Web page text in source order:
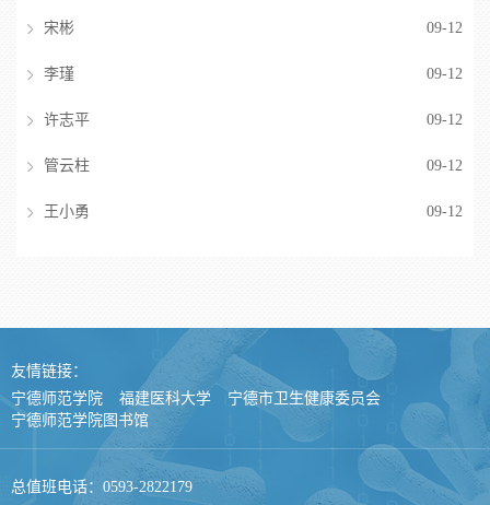
宋彬 09-12
李瑾 09-12
许志平 09-12
管云柱 09-12
王小勇 09-12
友情链接：
宁德师范学院
福建医科大学
宁德市卫生健康委员会
宁德师范学院图书馆
总值班电话：0593-2822179